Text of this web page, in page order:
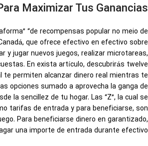
Maximizar Tus Ganancias
“de recompensas popular no meio de
que ofrece efectivo en efectivo sobre
y jugar nuevos juegos, realizar microtareas,
En exista artículo, descubrirás twelve
te permiten alcanzar dinero real mientras te
opciones sumado a aprovecha la ganga de
la sencillez de tu hogar. Las “Z”, la cual se
tarifas de entrada y para beneficiarse, son
Para beneficiarse dinero en garantizado,
una importe de entrada durante efectivo.